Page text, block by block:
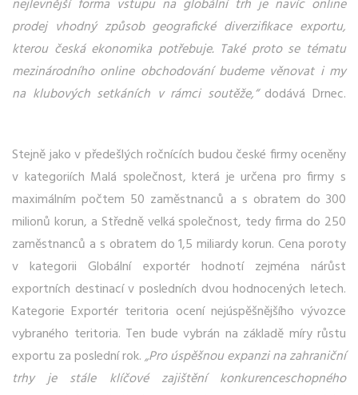
nejlevnější forma vstupu na globální trh je navíc online
prodej vhodný způsob geografické diverzifikace exportu,
kterou česká ekonomika potřebuje. Také proto se tématu
mezinárodního online obchodování budeme věnovat i my
na klubových setkáních v rámci soutěže,“ dodává Drnec.
Stejně jako v předešlých ročnících budou české firmy oceněny
v kategoriích Malá společnost, která je určena pro firmy s
maximálním počtem 50 zaměstnanců a s obratem do 300
milionů korun, a Středně velká společnost, tedy firma do 250
zaměstnanců a s obratem do 1,5 miliardy korun. Cena poroty
v kategorii Globální exportér hodnotí zejména nárůst
exportních destinací v posledních dvou hodnocených letech.
Kategorie Exportér teritoria ocení nejúspěšnějšího vývozce
vybraného teritoria. Ten bude vybrán na základě míry růstu
exportu za poslední rok.„Pro úspěšnou expanzi na zahraniční
trhy je stále klíčové zajištění konkurenceschopného